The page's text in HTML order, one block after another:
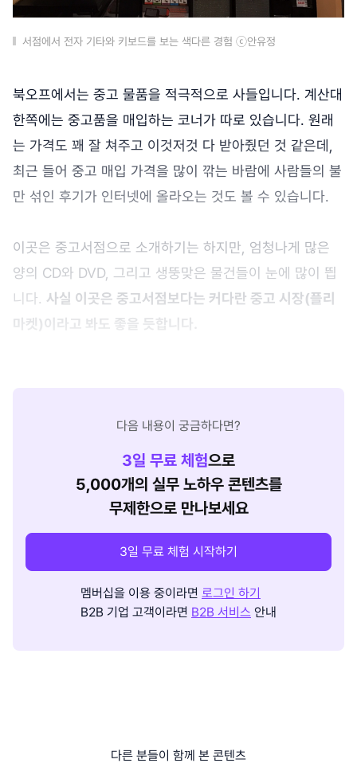
서점에서 전자 기타와 키보드를 보는 색다른 경험 ⓒ안유정
북오프에서는 중고 물품을 적극적으로 사들입니다. 계산대
한쪽에는 중고품을 매입하는 코너가 따로 있습니다. 원래
는 가격도 꽤 잘 쳐주고 이것저것 다 받아줬던 것 같은데,
최근 들어 중고 매입 가격을 많이 깎는 바람에 사람들의 불
만 섞인 후기가 인터넷에 올라오는 것도 볼 수 있습니다.
이곳은 중고서점으로 소개하기는 하지만, 엄청나게 많은
양의 CD와 DVD, 그리고 생뚱맞은 물건들이 눈에 많이 띕
니다. 사실 이곳은 중고서점보다는 커다란 중고 시장(플리
마켓)이라고 봐도 좋을 듯합니다.
다음 내용이 궁금하다면?
3일 무료 체험으로
5,000개의 실무 노하우 콘텐츠를
무제한으로 만나보세요
3일 무료 체험 시작하기
멤버십을 이용 중이라면 로그인 하기
B2B 기업 고객이라면 B2B 서비스 안내
다른 분들이 함께 본 콘텐츠